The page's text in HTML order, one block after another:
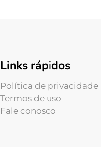
Links rápidos
Política de privacidade
Termos de uso
Fale conosco